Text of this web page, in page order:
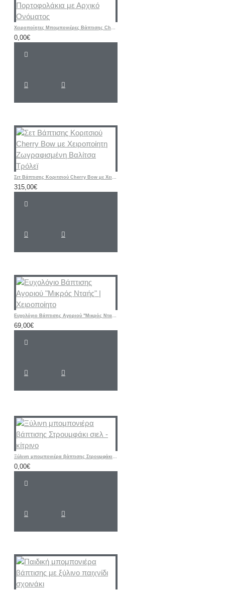
Χειροποίητες Μπομπονιέρες Βάπτισης Cherry – Υφασμάτινα Πορτοφολάκια με Αρχικό Ονόματος
0,00€
Σετ Βάπτισης Κοριτσιού Cherry Bow με Χειροποίητη Ζωγραφισμένη Βαλίτσα Τρόλεϊ
315,00€
Ευχολόγιο Βάπτισης Αγοριού "Μικρός Νταής" | Χειροποίητο
69,00€
Ξύλινη μπομπονιέρα βάπτισης Στρουμφάκι σιελ - κίτρινο
0,00€